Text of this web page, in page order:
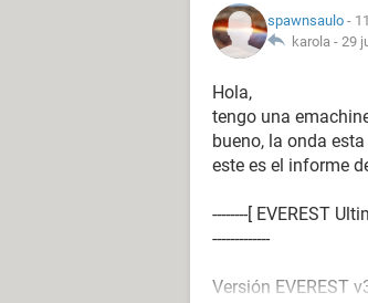
spawnsaulo -
karola - 29
Hola,
tengo una
bueno, la onda
este es el informe
--------[ EVEREST
-------------
Versión EVEREST